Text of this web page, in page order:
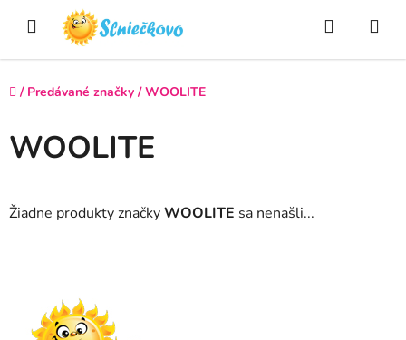
Hľadať
Domov
/ Predávané značky / WOOLITE
WOOLITE
Žiadne produkty značkyWOOLITE sa nenašli...